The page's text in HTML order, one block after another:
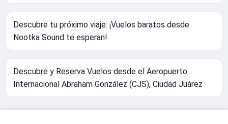
Descubre tu próximo viaje: ¡Vuelos baratos desde
Nootka Sound te esperan!
Descubre y Reserva Vuelos desde el Aeropuerto
Internacional Abraham González (CJS), Ciudad Juárez